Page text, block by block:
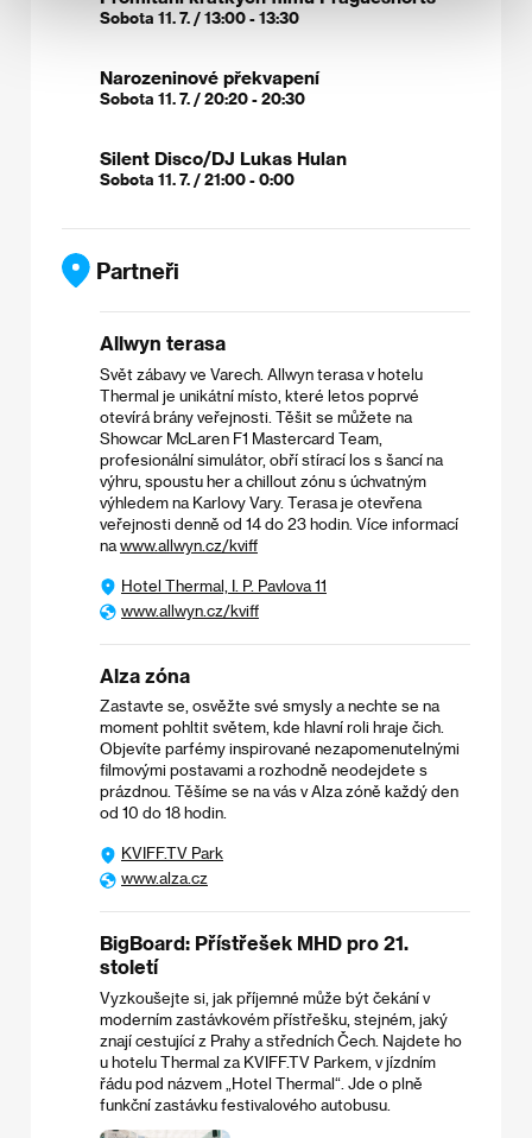
Sobota 11. 7. / 13:00 - 13:30
Narozeninové překvapení
Sobota 11. 7. / 20:20 - 20:30
Silent Disco/DJ Lukas Hulan
Sobota 11. 7. / 21:00 - 0:00
Partneři
Allwyn terasa
Svět zábavy ve Varech. Allwyn terasa v hotelu
Thermal je unikátní místo, které letos poprvé
otevírá brány veřejnosti. Těšit se můžete na
Showcar McLaren F1 Mastercard Team,
profesionální simulátor, obří stírací los s šancí na
výhru, spoustu her a chillout zónu s úchvatným
výhledem na Karlovy Vary. Terasa je otevřena
veřejnosti denně od 14 do 23 hodin. Více informací
na www.allwyn.cz/kviff
Hotel Thermal, I. P. Pavlova 11
www.allwyn.cz/kviff
Alza zóna
Zastavte se, osvěžte své smysly a nechte se na
moment pohltit světem, kde hlavní roli hraje čich.
Objevíte parfémy inspirované nezapomenutelnými
filmovými postavami a rozhodně neodejdete s
prázdnou. Těšíme se na vás v Alza zóně každý den
od 10 do 18 hodin.
KVIFF.TV Park
www.alza.cz
BigBoard: Přístřešek MHD pro 21.
století
Vyzkoušejte si, jak příjemné může být čekání v
moderním zastávkovém přístřešku, stejném, jaký
znají cestující z Prahy a středních Čech. Najdete ho
u hotelu Thermal za KVIFF.TV Parkem, v jízdním
řádu pod názvem „Hotel Thermal“. Jde o plně
funkční zastávku festivalového autobusu.